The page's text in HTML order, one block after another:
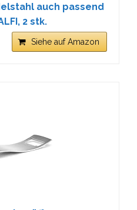
auch passend
2 stk.
Siehe auf Amazon